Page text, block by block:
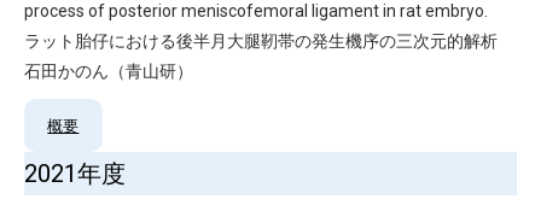
process of posterior meniscofemoral ligament in rat embryo.
ラット胎仔における後半月大腿靭帯の発生機序の三次元的解析
石田かのん（青山研）
概要
2021年度